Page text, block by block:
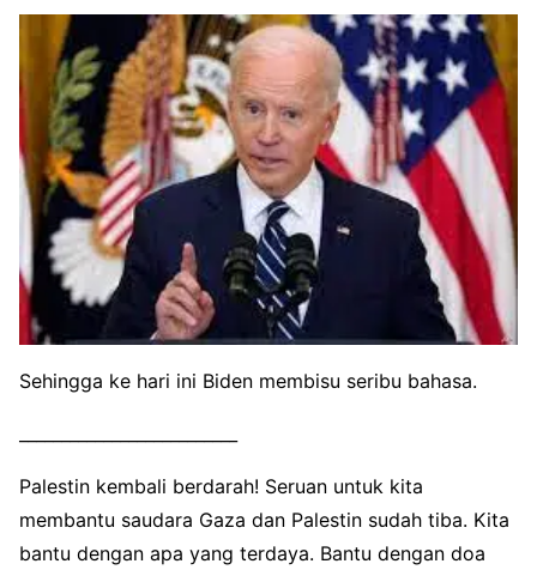
Sehingga ke hari ini Biden membisu seribu bahasa.
Palestin kembali berdarah! Seruan untuk kita
membantu saudara Gaza dan Palestin sudah tiba. Kita
bantu dengan apa yang terdaya. Bantu dengan doa